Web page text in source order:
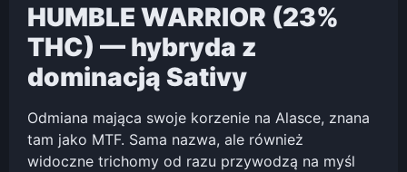
HUMBLE WARRIOR (23%
THC) — hybryda z
dominacją Sativy
Odmiana mająca swoje korzenie na Alasce, znana
tam jako MTF. Sama nazwa, ale również
widoczne trichomy od razu przywodzą na myśl